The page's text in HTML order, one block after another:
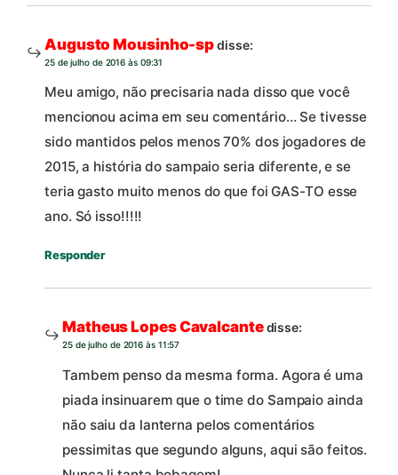
Augusto Mousinho-spdisse:
25 de julho de 2016 às 09:31
Meu amigo, não precisaria nada disso que você
mencionou acima em seu comentário… Se tivesse
sido mantidos pelos menos 70% dos jogadores de
2015, a história do sampaio seria diferente, e se
teria gasto muito menos do que foi GAS-TO esse
ano. Só isso!!!!!
Responder
Matheus Lopes Cavalcantedisse:
25 de julho de 2016 às 11:57
Tambem penso da mesma forma. Agora é uma
piada insinuarem que o time do Sampaio ainda
não saiu da lanterna pelos comentários
pessimitas que segundo alguns, aqui são feitos.